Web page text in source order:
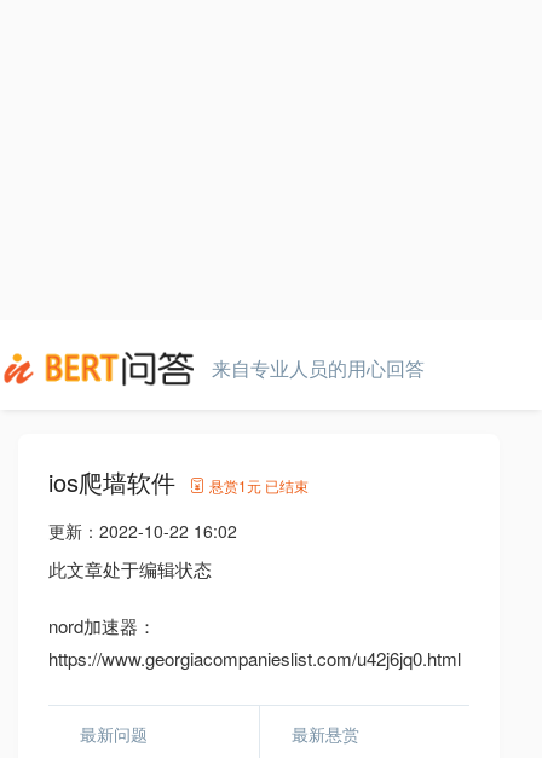
来自专业人员的用心回答
ios爬墙软件 悬赏1元 已结束
更新： 2022-10-22 16:02
此文章处于编辑状态
nord加速器：
https://www.georgiacompanieslist.com/u42j6jq0.html
最新问题 最新悬赏